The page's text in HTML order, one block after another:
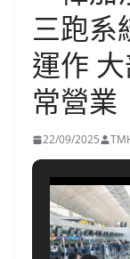
三跑系
運作
常營業
22/09/2025